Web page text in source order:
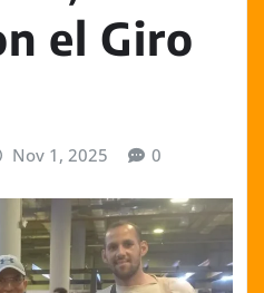
el Giro
Nov 1, 2025 0